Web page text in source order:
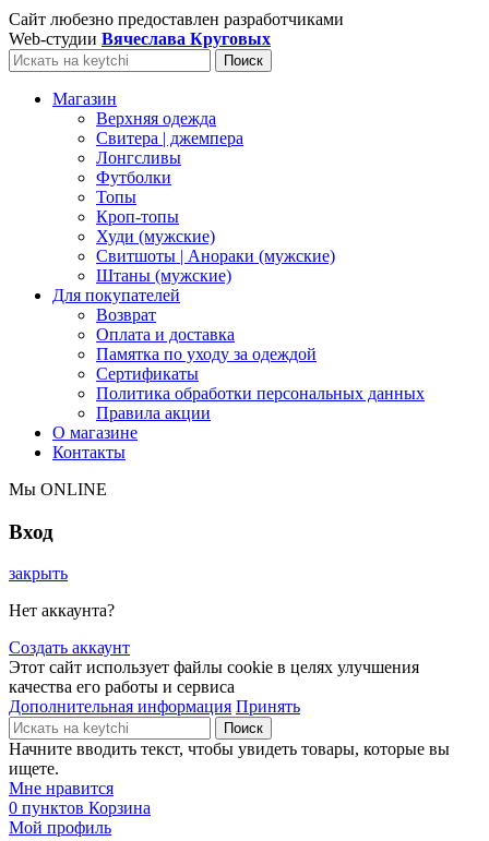
Сайт любезно предоставлен разработчиками
Web-студии Вячеслава Круговых
Поиск
Магазин
Верхняя одежда
Свитера | джемпера
Лонгсливы
Футболки
Топы
Кроп-топы
Худи (мужские)
Свитшоты | Анораки (мужские)
Штаны (мужские)
Для покупателей
Возврат
Оплата и доставка
Памятка по уходу за одеждой
Сертификаты
Политика обработки персональных данных
Правила акции
О магазине
Контакты
Мы ONLINE
Вход
закрыть
Нет аккаунта?
Создать аккаунт
Этот сайт использует файлы cookie в целях улучшения
качества его работы и сервиса
Дополнительная информация Принять
Поиск
Начните вводить текст, чтобы увидеть товары, которые вы
ищете.
Мне нравится
0 пунктов Корзина
Мой профиль